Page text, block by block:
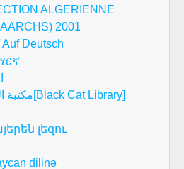
ALGERIENNE
2001
Deutsch
مكتبة القطة السوداء[Black Cat Library]
լեզու
dilinə